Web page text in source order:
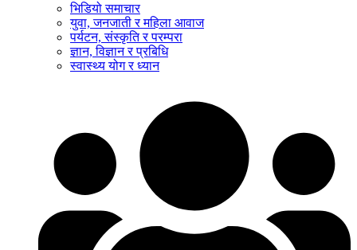
भिडियो समाचार
युवा, जनजाती र महिला आवाज
पर्यटन, संस्कृति र परम्परा
ज्ञान, विज्ञान र प्रबिधि
स्वास्थ्य योग र ध्यान